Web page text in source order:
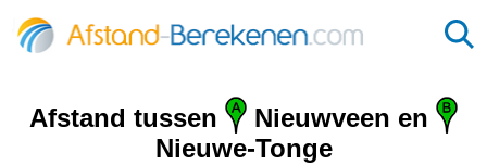
Afstand tussen
Nieuwveen en
Nieuwe-Tonge